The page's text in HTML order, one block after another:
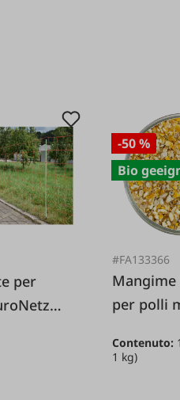
-50 %
Bio
#FA133366
per polli
Contenuto:
1 kg)